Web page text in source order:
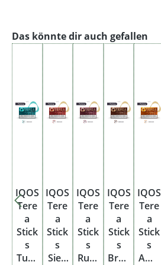
Produktgalerie überspringen
Das könnte dir auch gefallen
IQOS
Tere
a
Stick
s
Turq
IQOS
Tere
a
Stick
s
Sien
IQOS
Tere
a
Stick
s
Russ
IQOS
Tere
a
Stick
s
Bron
IQOS
Tere
a
Stick
s
Amb